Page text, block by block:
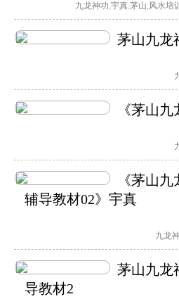
九龙神功,宇真,茅山,风水培
茅山九龙
《茅山
《茅山
辅导教材02》宇真
九龙
茅山九龙
导教材2